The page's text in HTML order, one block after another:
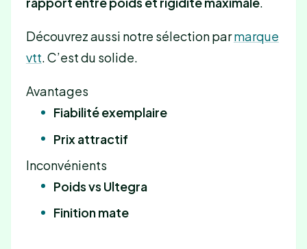
Découvrez aussi notre sélection parmarque
vtt. C’est du solide.
Avantages
Fiabilité exemplaire
Prix attractif
Inconvénients
Poids vs Ultegra
Finition mate